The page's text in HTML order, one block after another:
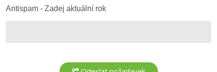
Antispam - Zadej aktuální rok